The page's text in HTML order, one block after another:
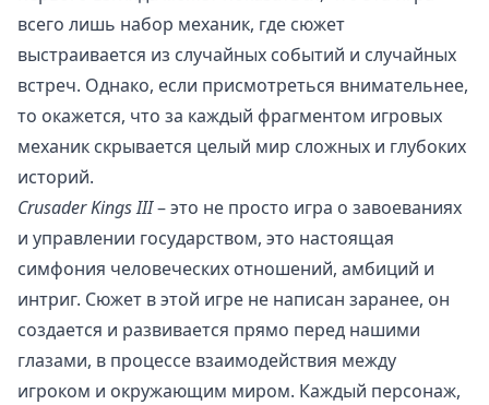
всего лишь набор механик, где сюжет
выстраивается из случайных событий и случайных
встреч. Однако, если присмотреться внимательнее,
то окажется, что за каждый фрагментом игровых
механик скрывается целый мир сложных и глубоких
историй.
Crusader Kings III– это не просто игра о завоеваниях
и управлении государством, это настоящая
симфония человеческих отношений, амбиций и
интриг. Сюжет в этой игре не написан заранее, он
создается и развивается прямо перед нашими
глазами, в процессе взаимодействия между
игроком и окружающим миром. Каждый персонаж,